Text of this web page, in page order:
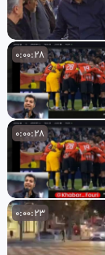
0:00:28
0:00:28
0:00:23